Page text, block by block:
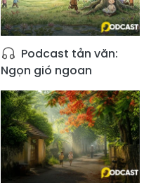
Podcast tản văn:
Ngọn gió ngoan